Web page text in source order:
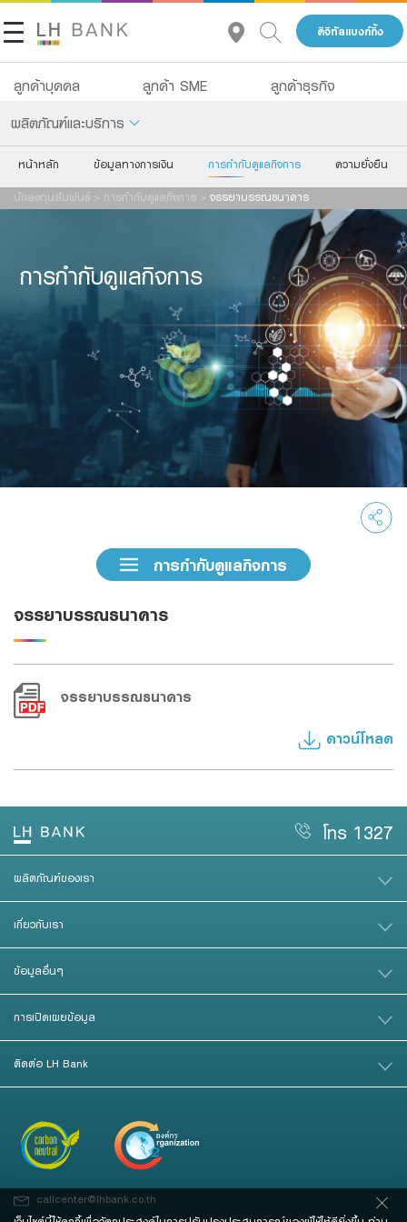
ดิจิทัลแบงก์กิ้ง
ลูกค้าบุคคล ลูกค้า SME ลูกค้าธุรกิจ
ผลิตภัณฑ์และบริการ
เกี่ยวกับเรา
ติดต่อเรา
กลุ่มธุรกิจทางการเงินแลนด์ แอนด์ เฮ้าส์
โทร 1327 TH EN
เงินฝาก
บริการ
ดิจิทัลแบงก์กิ้ง
Foreigners
หน้าหลัก ข้อมูลทางการเงิน การกำกับดูแลกิจการ ความยั่งยืน
นักลงทุนสัมพันธ์ > การกำกับดูแลกิจการ > จรรยาบรรณธนาคาร
การกำกับดูแลกิจการ
นโยบายการกำกับดูแลกิจการที่ดี
รายงานคณะกรรมการความยั่งยืนและบรรษัทภิบาล
จรรยาบรรณธนาคาร
การกำกับดูแลกิจการ
จรรยาบรรณธนาคาร
ดาวน์โหลด
โทร 1327
ผลิตภัณฑ์ของเรา
เกี่ยวกับเรา
ข้อมูลอื่นๆ
การเปิดเผยข้อมูล
ติดต่อ LH Bank
callcenter@lhbank.co.th